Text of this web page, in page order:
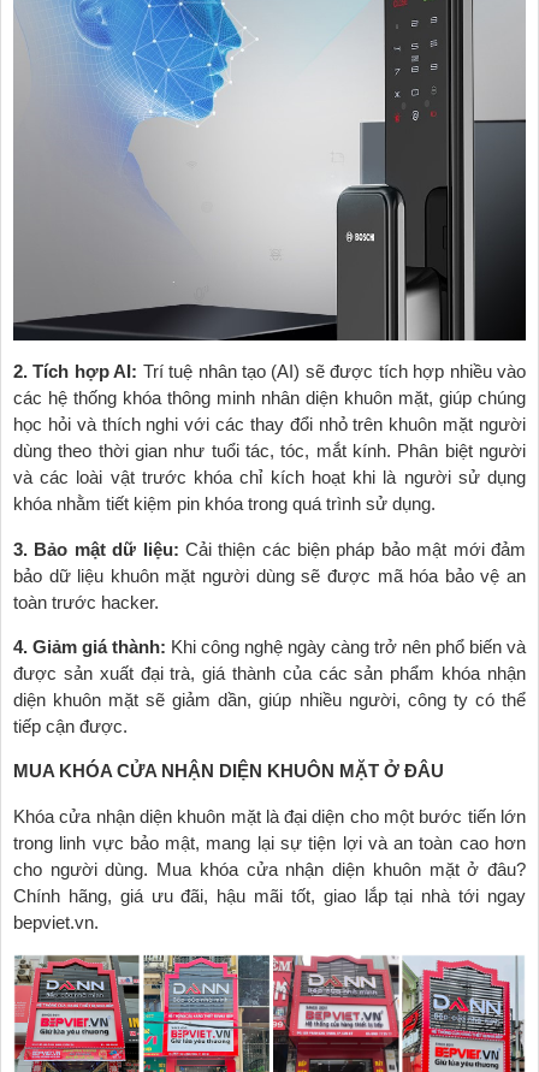
2. Tích hợp AI: Trí tuệ nhân tạo (AI) sẽ được tích hợp nhiều vào
các hệ thống khóa thông minh nhân diện khuôn mặt, giúp chúng
học hỏi và thích nghi với các thay đổi nhỏ trên khuôn mặt người
dùng theo thời gian như tuổi tác, tóc, mắt kính. Phân biệt người
và các loài vật trước khóa chỉ kích hoạt khi là người sử dụng
khóa nhằm tiết kiệm pin khóa trong quá trình sử dụng.
3. Bảo mật dữ liệu: Cải thiện các biện pháp bảo mật mới đảm
bảo dữ liệu khuôn mặt người dùng sẽ được mã hóa bảo vệ an
toàn trước hacker.
4. Giảm giá thành: Khi công nghệ ngày càng trở nên phổ biến và
được sản xuất đại trà, giá thành của các sản phẩm khóa nhận
diện khuôn mặt sẽ giảm dần, giúp nhiều người, công ty có thể
tiếp cận được.
MUA KHÓA CỬA NHẬN DIỆN KHUÔN MẶT Ở ĐÂU
Khóa cửa nhận diện khuôn mặt là đại diện cho một bước tiến lớn
trong linh vực bảo mật, mang lại sự tiện lợi và an toàn cao hơn
cho người dùng. Mua khóa cửa nhận diện khuôn mặt ở đâu?
Chính hãng, giá ưu đãi, hậu mãi tốt, giao lắp tại nhà tới ngay
bepviet.vn.